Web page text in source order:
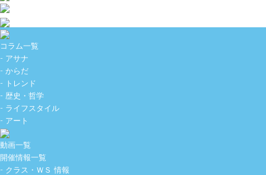
コラム一覧
- アサナ
- からだ
- トレンド
- 歴史・哲学
- ライフスタイル
- アート
動画一覧
開催情報一覧
- クラス・ＷＳ 情報